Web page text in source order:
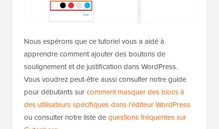
Nous espérons que ce tutoriel vous a aidé à
apprendre comment ajouter des boutons de
soulignement et de justification dans WordPress.
Vous voudrez peut-être aussi consulter notre guide
pour débutants surcomment masquer des blocs à
des utilisateurs spécifiques dans l’éditeur WordPress
ou consulter notre liste dequestions fréquentes sur